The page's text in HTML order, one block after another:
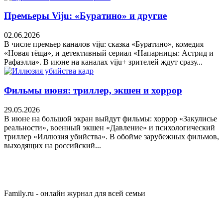
Премьеры Viju: «Буратино» и другие
02.06.2026
В числе премьер каналов viju: сказка «Буратино», комедия
«Новая тёща», и детективный сериал «Напарницы: Астрид и
Рафаэлла». В июне на каналах viju+ зрителей ждут сразу...
Фильмы июня: триллер, экшен и хоррор
29.05.2026
В июне на большой экран выйдут фильмы: хоррор «Закулисье
реальности», военный экшен «Давление» и психологический
триллер «Иллюзия убийства». В обойме зарубежных фильмов,
выходящих на российский...
Family.ru - онлайн журнал для всей семьи